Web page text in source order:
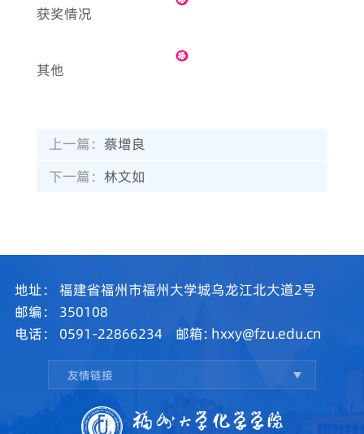
获奖情况
其他
上一篇：蔡增良
下一篇：林文如
地址：
福建省福州市福州大学城乌龙江北大道2号
邮编：
350108
电话：
0591-22866234 邮箱: hxxy@fzu.edu.cn
友情链接